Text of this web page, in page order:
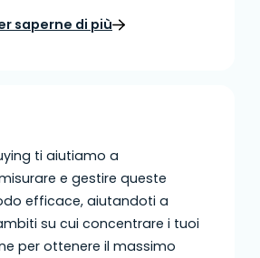
saperne di più
ti aiutiamo a
e gestire queste
efficace, aiutandoti a
su cui concentrare i tuoi
per ottenere il massimo